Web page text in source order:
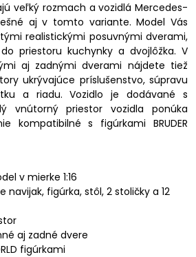
veľký rozmach a vozidlá Mercedes-
aj v tomto variante. Model Vás
realistickými posuvnými dverami,
priestoru kuchynky a dvojlôžka. V
aj zadnými dverami nájdete tiež
ukrývajúce príslušenstvo, súpravu
a riadu. Vozidlo je dodávané s
vnútorný priestor vozidla ponúka
kompatibilné s figúrkami BRUDER
v mierke 1:16
figúrka, stôl, 2 stoličky a 12
aj zadné dvere
figúrkami